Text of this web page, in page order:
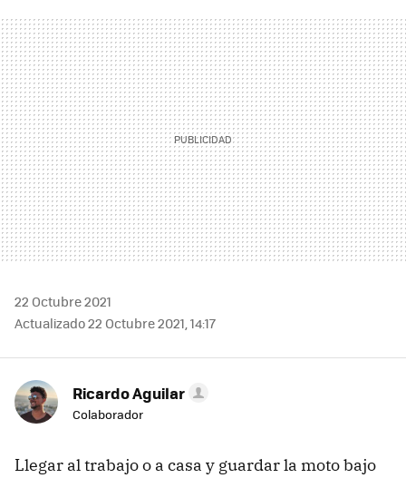
MAIL
22 Octubre 2021
Actualizado 22 Octubre 2021, 14:17
Ricardo Aguilar
Colaborador
Llegar al trabajo o a casa y guardar la moto bajo